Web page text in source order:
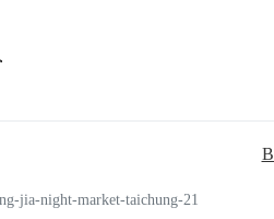
jia-night-market-taichung-21